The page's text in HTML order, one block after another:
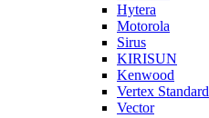
Hytera
Motorola
Sirus
KIRISUN
Kenwood
Vertex Standard
Vector